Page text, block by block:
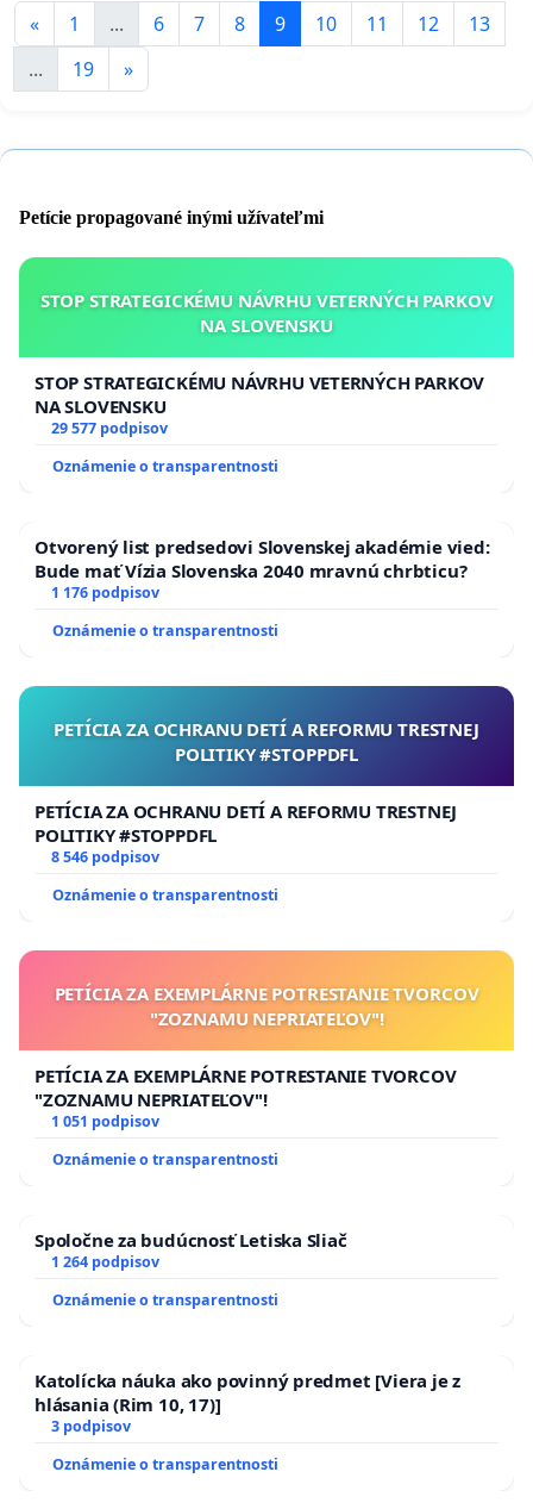
« 1 ... 6 7 8 9 10 11 12
13
...
19 »
Petície propagované inými užívateľmi
STOP STRATEGICKÉMU NÁVRHU VETERNÝCH PARKOV
NA SLOVENSKU
STOP STRATEGICKÉMU NÁVRHU VETERNÝCH PARKOV
NA SLOVENSKU
29 577 podpisov
Oznámenie o transparentnosti
Otvorený list predsedovi Slovenskej akadémie vied:
Bude mať Vízia Slovenska 2040 mravnú chrbticu?
1 176 podpisov
Oznámenie o transparentnosti
PETÍCIA ZA OCHRANU DETÍ A REFORMU TRESTNEJ
POLITIKY #STOPPDFL
PETÍCIA ZA OCHRANU DETÍ A REFORMU TRESTNEJ
POLITIKY #STOPPDFL
8 546 podpisov
Oznámenie o transparentnosti
PETÍCIA ZA EXEMPLÁRNE POTRESTANIE TVORCOV
"ZOZNAMU NEPRIATEĽOV"!
PETÍCIA ZA EXEMPLÁRNE POTRESTANIE TVORCOV
"ZOZNAMU NEPRIATEĽOV"!
1 051 podpisov
Oznámenie o transparentnosti
Spoločne za budúcnosť Letiska Sliač
1 264 podpisov
Oznámenie o transparentnosti
Katolícka náuka ako povinný predmet [Viera je z
hlásania (Rim 10, 17)]
3 podpisov
Oznámenie o transparentnosti